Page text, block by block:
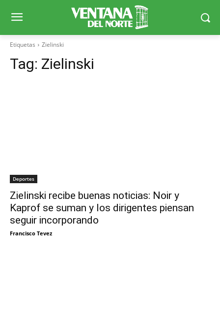
Etiquetas Zielinski
Tag: Zielinski
Deportes
Zielinski recibe buenas noticias: Noir y
Kaprof se suman y los dirigentes piensan
seguir incorporando
Francisco Tevez